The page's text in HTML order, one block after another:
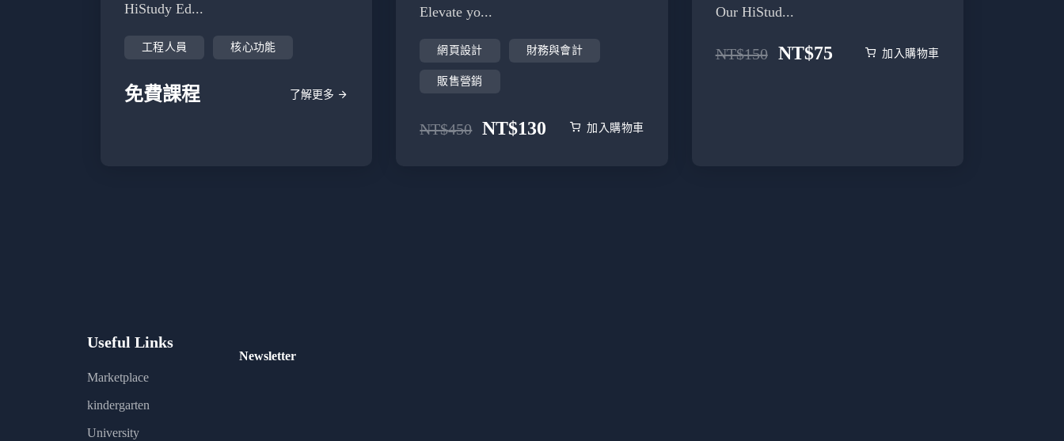
HiStudy Ed...
工程人員 核心功能
免費課程 了解更多
Elevate yo...
網頁設計 財務與會計
販售營銷
NT$450 NT$130 加入購物車
Our HiStud...
NT$150 NT$75 加入購物車
Useful Links
Marketplace
kindergarten
University
Newsletter